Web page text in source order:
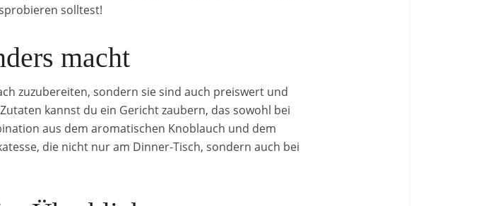
solltest!
macht
zuzubereiten, sondern sie sind auch preiswert und
kannst du ein Gericht zaubern, das sowohl bei
aus dem aromatischen Knoblauch und dem
die nicht nur am Dinner-Tisch, sondern auch bei